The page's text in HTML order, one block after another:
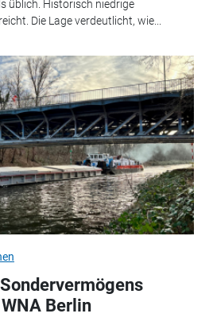
üblich. Historisch niedrige
Die Lage verdeutlicht, wie...
Berlin